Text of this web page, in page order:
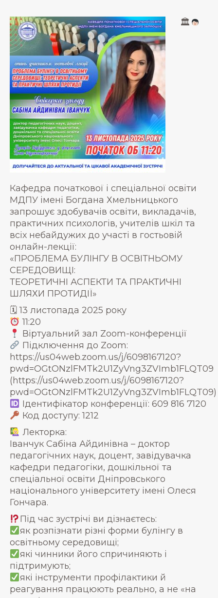
🏛
Кафедра початкової і спеціальної освіти
МДПУ імені Богдана Хмельницького
запрошує здобувачів освіти, викладачів,
практичних психологів, учителів шкіл та
всіх небайдужих до участі в гостьовій
онлайн-лекції:
«ПРОБЛЕМА БУЛІНГУ В ОСВІТНЬОМУ
СЕРЕДОВИЩІ:
ТЕОРЕТИЧНІ АСПЕКТИ ТА ПРАКТИЧНІ
ШЛЯХИ ПРОТИДІЇ»
🗓 13 листопада 2025 року
11:20
Віртуальний зал Zoom-конференції
Підключення до Zoom:
https://us04web.zoom.us/j/6098167120?
pwd=OGtONzlFMTk2U1ZyVng3ZVImb1FLQT09
(https://us04web.zoom.us/j/6098167120?
pwd=OGtONzlFMTk2U1ZyVng3ZVImb1FLQT09)
Ідентифікатор конференції: 609 816 7120
Код доступу: 1212
Лекторка:
Іванчук Сабіна Айдинівна – доктор
педагогічних наук, доцент, завідувачка
кафедри педагогіки, дошкільної та
спеціальної освіти Дніпровського
національного університету імені Олеся
Гончара.
Під час зустрічі ви дізнаєтесь:
як розпізнати різні форми булінгу в
освітньому середовищі;
які чинники його спричиняють і
підтримують;
які інструменти профілактики й
реагування працюють реально, а не «на